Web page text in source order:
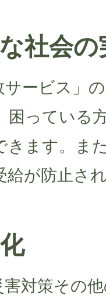
社会の
サービス」
困っている
きます。ま
給が防止さ
対策その